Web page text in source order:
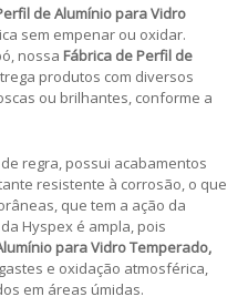
de Alumínio para Vidro
sem empenar ou oxidar.
nossa Fábrica de Perfil de
produtos com diversos
ou brilhantes, conforme a
de regra, possui acabamentos
resistente à corrosão, o que
que tem a ação da
Hyspex é ampla, pois
para Vidro Temperado,
e oxidação atmosférica,
em áreas úmidas.